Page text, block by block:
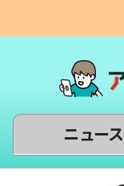
ニュース